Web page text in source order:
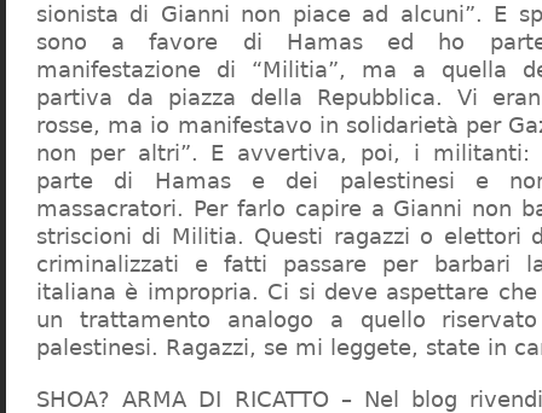
sionista di Gianni non piace ad alcuni”. E
sono a favore di Hamas ed ho
manifestazione di “Militia”, ma a quella
partiva da piazza della Repubblica. Vi
rosse, ma io manifestavo in solidarietà per
non per altri”. E avvertiva, poi, i militanti:
parte di Hamas e dei palestinesi e
massacratori. Per farlo capire a Gianni non
striscioni di Militia. Questi ragazzi o elettori
criminalizzati e fatti passare per barbari
italiana è impropria. Ci si deve aspettare
un trattamento analogo a quello
palestinesi. Ragazzi, se mi leggete, state in
SHOA? ARMA DI RICATTO – Nel blog